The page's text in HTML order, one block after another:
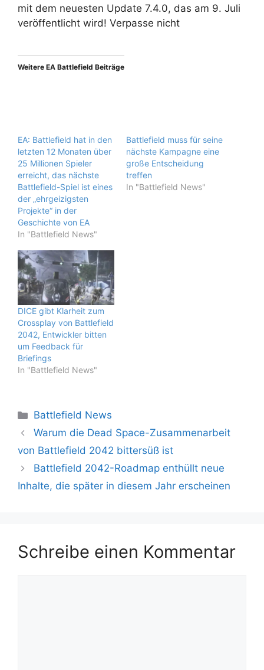
mit dem neuesten Update 7.4.0, das am 9. Juli
veröffentlicht wird! Verpasse nicht
Weitere EA Battlefield Beiträge
EA: Battlefield hat in den
letzten 12 Monaten über
25 Millionen Spieler
erreicht, das nächste
Battlefield-Spiel ist eines
der „ehrgeizigsten
Projekte“ in der
Geschichte von EA
In "Battlefield News"
Battlefield muss für seine
nächste Kampagne eine
große Entscheidung
treffen
In "Battlefield News"
DICE gibt Klarheit zum
Crossplay von Battlefield
2042, Entwickler bitten
um Feedback für
Briefings
In "Battlefield News"
Kategorien
Battlefield News
Warum die Dead Space-Zusammenarbeit
von Battlefield 2042 bittersüß ist
Battlefield 2042-Roadmap enthüllt neue
Inhalte, die später in diesem Jahr erscheinen
Schreibe einen Kommentar